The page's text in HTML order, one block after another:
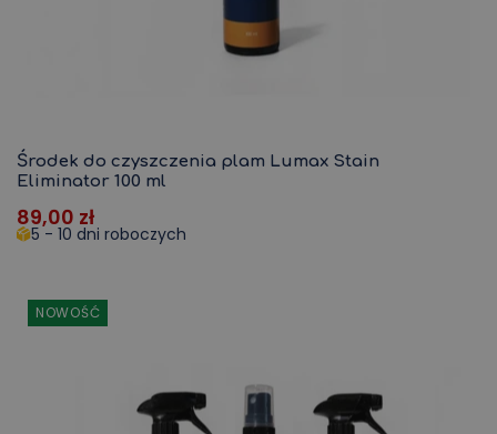
Środek do czyszczenia plam Lumax Stain
Eliminator 100 ml
89,00 zł
5 - 10 dni roboczych
NOWOŚĆ